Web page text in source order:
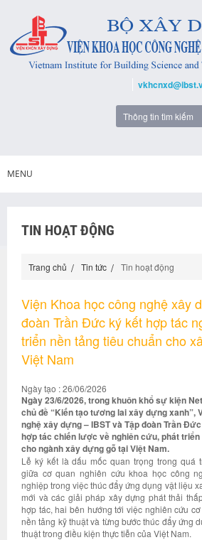
MENU
TIN HOẠT ĐỘNG
Trang chủ Tin tức Tin hoạt động
Viện Khoa học công nghệ xây
đoàn Trần Đức ký kết hợp tác
triển nền tảng tiêu chuẩn cho
Việt Nam
Ngày tạo : 26/06/2026
Ngày 23/6/2026, trong khuôn khổ sự kiện
chủ đề “Kiến tạo tương lai xây dựng xanh”,
nghệ xây dựng – IBST và Tập đoàn Trần
hợp tác chiến lược về nghiên cứu, phát triển
cho ngành xây dựng gỗ tại Việt Nam.
Lễ ký kết là dấu mốc quan trọng trong quá
giữa cơ quan nghiên cứu khoa học công
nghiệp trong việc thúc đẩy ứng dụng vật liệu
mới và các giải pháp xây dựng phát thải
hợp tác, hai bên hướng tới việc nghiên cứu
nền tảng kỹ thuật và từng bước thúc đẩy ứng
thuật trong điều kiện thực tiễn của Việt Nam.